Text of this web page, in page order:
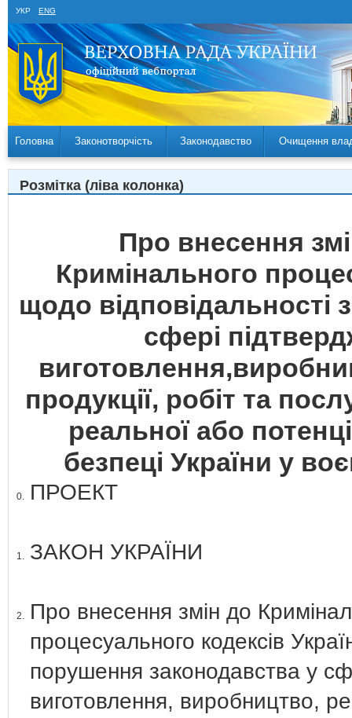
УКР ENG
Головна Законотворчість Законодавство Очищення
Розмітка (ліва колонка)
Про внесення
Кримінального
щодо відповідальності
сфері
продукції, робіт та
реальної або
безпеці України у
0. ПРОЕКТ
1. ЗАКОН УКРАЇНИ
2.
Про внесення змін до
процесуального кодексів
порушення законодавства у
виготовлення, виробництво,